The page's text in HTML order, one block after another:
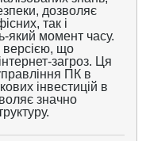
дозволяє
так і
який момент часу.
що
загроз. Ця
ПК в
інвестицій в
значно